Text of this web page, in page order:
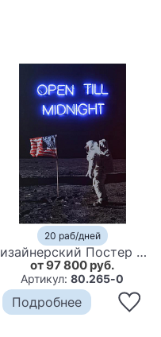
20 раб/дней
Дизайнерский Постер Неоновый светящийся Moon Landing
от 97 800 руб.
Артикул:80.265-0
Подробнее